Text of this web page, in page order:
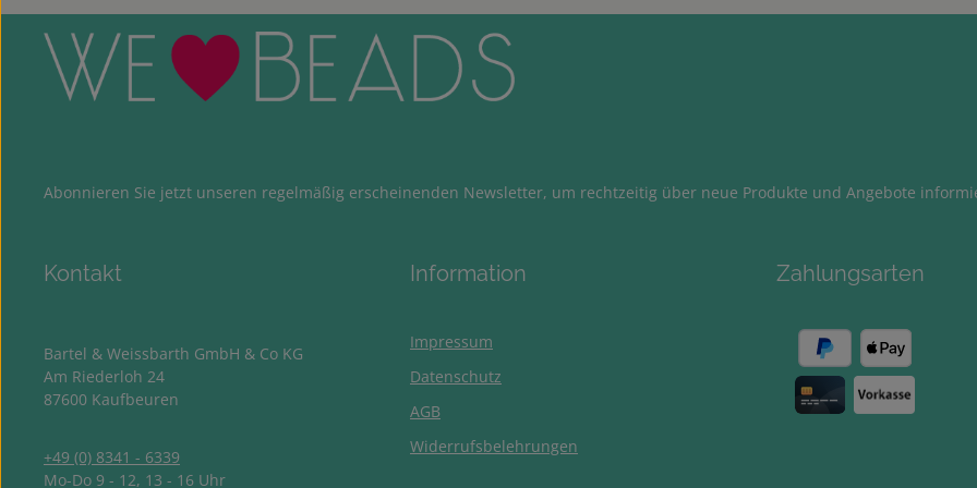
Abonnieren Sie jetzt unseren regelmäßig erscheinenden Newsletter, um rechtzeitig über neue Produkte und Angebote
Kontakt
Bartel & Weissbarth GmbH & Co KG
Am Riederloh 24
87600 Kaufbeuren
+49 (0) 8341 - 6339
Mo-Do 9 - 12, 13 - 16 Uhr
Information
Impressum
Datenschutz
AGB
Widerrufsbelehrungen
Zahlungsarten